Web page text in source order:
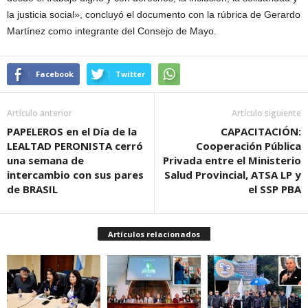
la justicia social», concluyó el documento con la rúbrica de Gerardo
Martínez como integrante del Consejo de Mayo.
Facebook Twitter
Artículo anterior
PAPELEROS en el Día de la
LEALTAD PERONISTA cerró
una semana de
intercambio con sus pares
de BRASIL
Artículo siguiente
CAPACITACIÓN:
Cooperación Pública
Privada entre el Ministerio
Salud Provincial, ATSA LP y
el SSP PBA
Artículos relacionados